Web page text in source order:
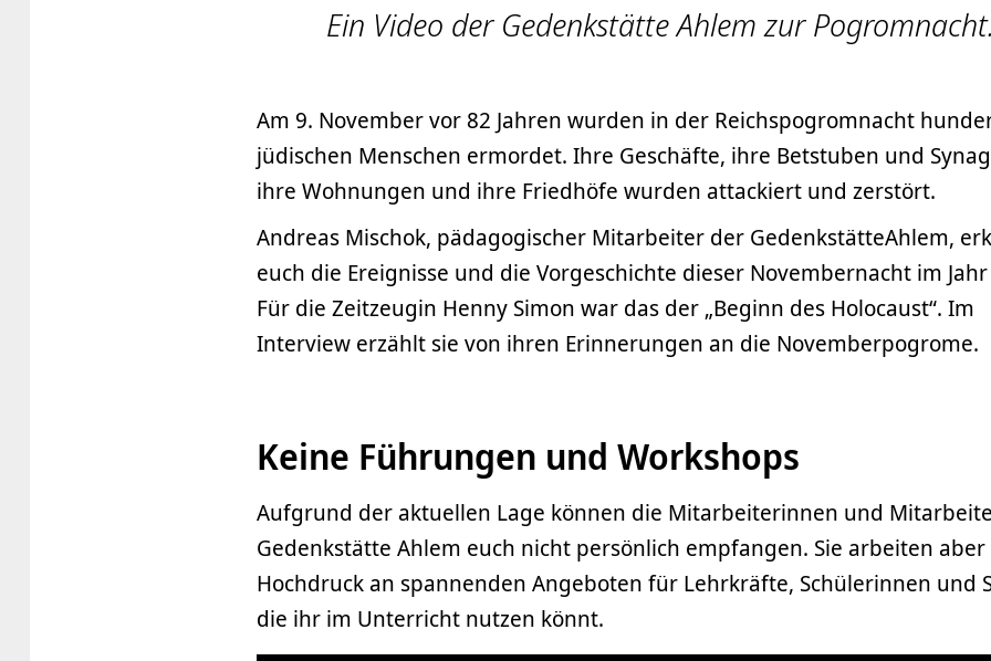
Ein Video der Gedenkstätte Ahlem zur Pogromnacht.
Am 9. November vor 82 Jahren wurden in der Reichspogromnacht
jüdischen Menschen ermordet. Ihre Geschäfte, ihre Betstuben und
ihre Wohnungen und ihre Friedhöfe wurden attackiert und zerstört.
Andreas Mischok, pädagogischer Mitarbeiter der GedenkstätteAhlem,
euch die Ereignisse und die Vorgeschichte dieser Novembernacht im
Für die Zeitzeugin Henny Simon war das der „Beginn des Holocaust“. Im
Interview erzählt sie von ihren Erinnerungen an die Novemberpogrome.
Keine Führungen und Workshops
Aufgrund der aktuellen Lage können die Mitarbeiterinnen und
Gedenkstätte Ahlem euch nicht persönlich empfangen. Sie arbeiten
Hochdruck an spannenden Angeboten für Lehrkräfte, Schülerinnen und
die ihr im Unterricht nutzen könnt.